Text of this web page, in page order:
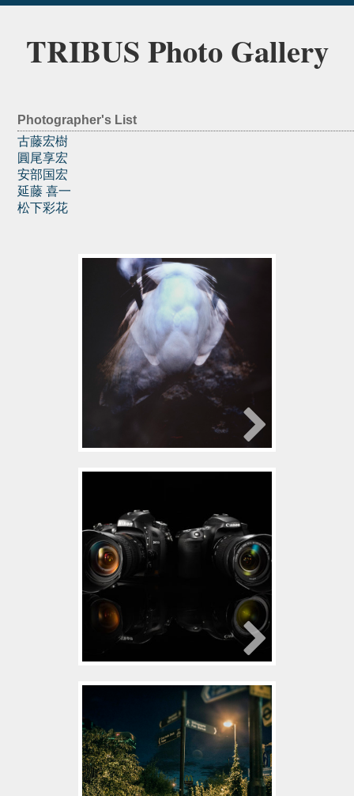
TRIBUS Photo Gallery
Photographer's List
古藤宏樹
圓尾享宏
安部国宏
延藤 喜一
松下彩花
portfolio
2018年7月30日
延藤 喜一
endo
2018年4月18日
松下彩花
ブツ撮り
2016年1月18日
古藤宏樹